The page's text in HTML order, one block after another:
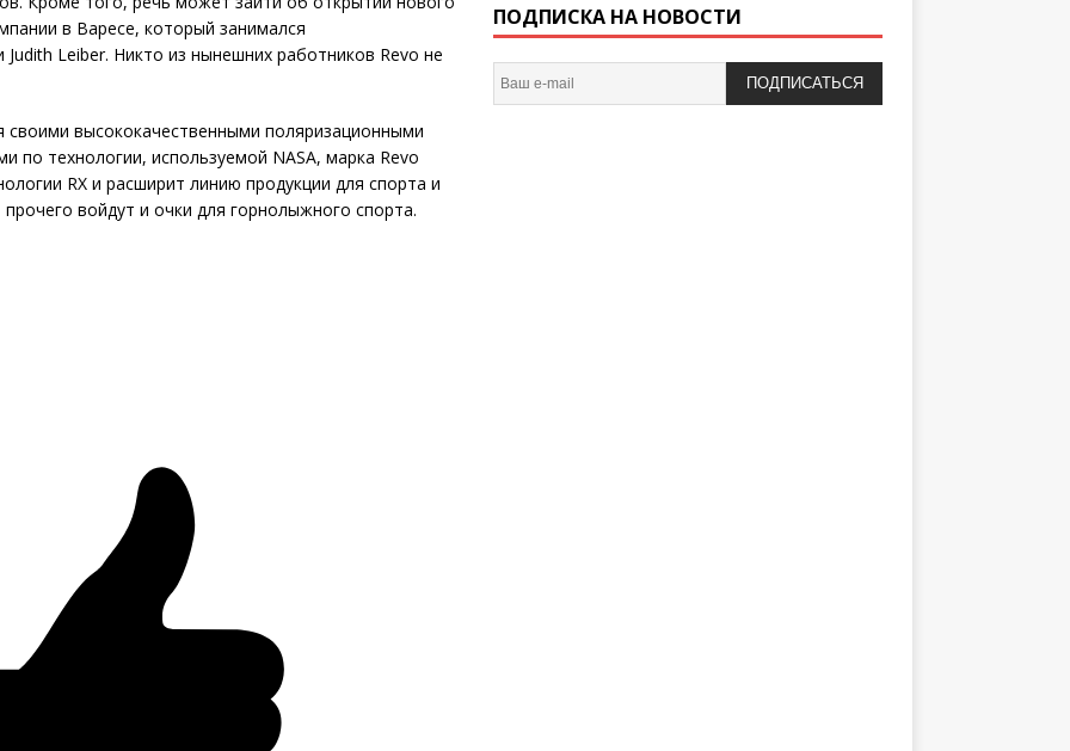
в Варесе, который занимался
Leiber. Никто из нынешних работников Revo не
своими высококачественными поляризационными
по технологии, используемой NASA, марка Revo
RX и расширит линию продукции для спорта и
войдут и очки для горнолыжного спорта.
ПОДПИСКА НА НОВОСТИ
ПОДПИСАТЬСЯ